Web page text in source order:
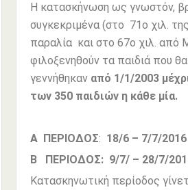
Η κατασκήνωση ως γνωστόν,
συγκεκριμένα (στο 71ο χιλ.
παραλία και στο 67ο χιλ.
φιλοξενηθούν τα παιδιά που
γεννήθηκαν από 1/1/2003
των 350 παιδιών η κάθε μία.
Α ΠΕΡΙΟΔΟΣ: 18/6 – 7/7/
Β ΠΕΡΙΟΔΟΣ: 9/7/ – 28/7/
Κατασκηνωτική περίοδος